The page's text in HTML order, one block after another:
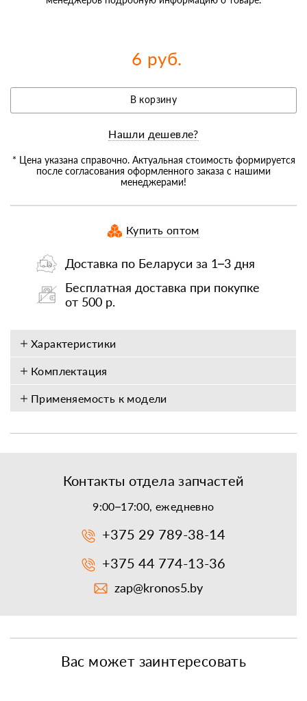
6 руб.
В корзину
Нашли дешевле?
* Цена указана справочно. Актуальная стоимость формируется
после согласования оформленного заказа с нашими
менеджерами!
Купить оптом
Доставка по Беларуси за 1–3 дня
Бесплатная доставка при покупке
от 500 р.
Характеристики
Комплектация
Применяемость к модели
Контакты отдела запчастей
9:00–17:00, ежедневно
+375 29 789-38-14
+375 44 774-13-36
zap@kronos5.by
Вас может заинтересовать